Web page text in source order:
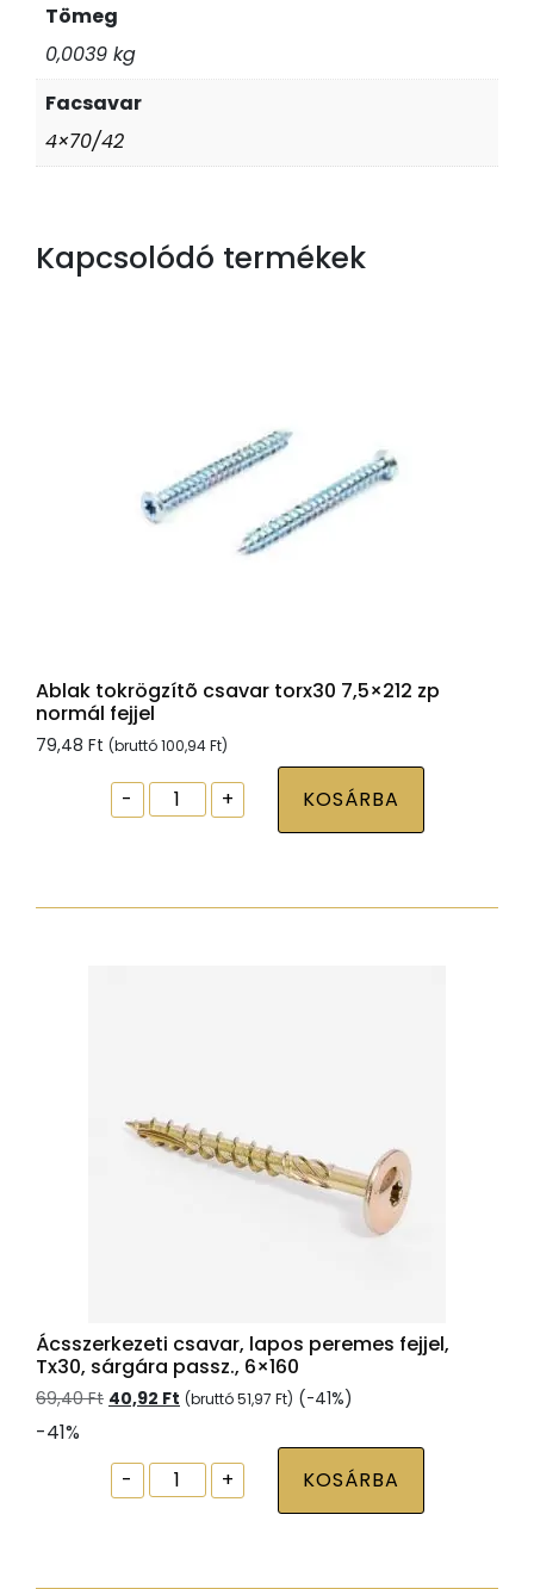
Tömeg
0,0039 kg
Facsavar
4×70/42
Kapcsolódó termékek
Ablak tokrögzítõ csavar torx30 7,5×212 zp
normál fejjel
79,48 Ft (bruttó100,94Ft)
-
Ablak
tokrögzítõ
7,5x212
+ KOSÁRBA
Ácsszerkezeti csavar, lapos peremes fejjel,
Tx30, sárgára passz., 6×160
69,40Ft Original
69,40 Ft.
40,92 Ft Current
40,92 Ft.
(bruttó51,97 Ft) (-41%)
-41%
-
Ácsszerkezeti
csavar,
+ KOSÁRBA